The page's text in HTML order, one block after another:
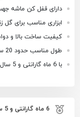
دارای قفل کن ماشه
ابزاری مناسب برای
کیفیت ساخت بالا و
طول مناسب حدود 20 سانتی متر و وزن 1/2 کیلوگرم
با 6 ماه گارانتی و 5 سال خدمات پس از فروش
6 ماه گارانتی و 5 سال خدمات